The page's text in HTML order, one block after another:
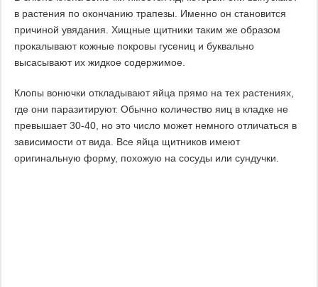
в растения по окончанию трапезы. Именно он становится
причиной увядания. Хищные щитники таким же образом
прокалывают кожные покровы гусениц и буквально
высасывают их жидкое содержимое.
Клопы вонючки откладывают яйца прямо на тех растениях,
где они паразитируют. Обычно количество яиц в кладке не
превышает 30-40, но это число может немного отличаться в
зависимости от вида. Все яйца щитников имеют
оригинальную форму, похожую на сосуды или сундучки.